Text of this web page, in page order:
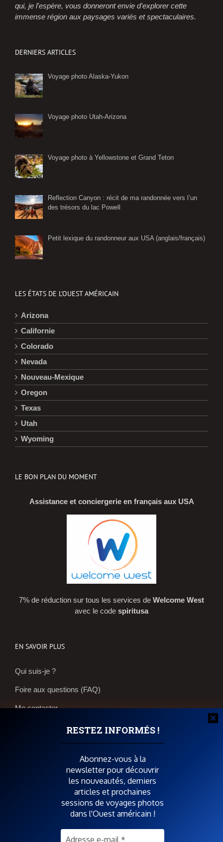
RESTEZ INFORMÉS !
Abonnez-vous à la
newsletter pour découvrir
les nouveautés, derniers
articles et prochaines
sessions de voyages photos
dans l'Ouest américain !
qui, je l'espère, vous donneront envie d'explorer cette
immense région aux paysages variés et spectaculaires.
DERNIERS ARTICLES
Voyage photo Alaska-Yukon
Voyage photo Utah-Arizona
Voyage photo à Yellowstone et Grand Teton
Reflection Canyon : récit de ma randonnée vers l’un
des trésors du lac Powell
Petit lexique du randonneur aux USA (anglais/français)
LES ÉTATS DE L’OUEST AMÉRICAIN
Arizona
Californie
Colorado
Nevada
Nouveau-Mexique
Oregon
Texas
Utah
Wyoming
LE BON PLAN DU MOMENT
Assistance et conciergerie en français aux USA
7% de réduction sur tous les services de Welcome West
avec le code spiritusa
EN SAVOIR PLUS
Qui suis-je ?
Foire aux questions (FAQ)
Me contacter
Réservations et bons plans
Boutique photos
POUR SOUTENIR SPIRIT OF USA